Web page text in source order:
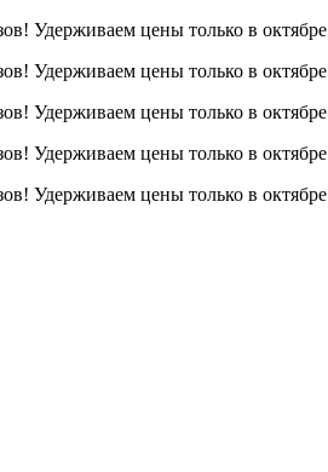
Удерживаем цены только в октябре
Удерживаем цены только в октябре
Удерживаем цены только в октябре
Удерживаем цены только в октябре
Удерживаем цены только в октябре